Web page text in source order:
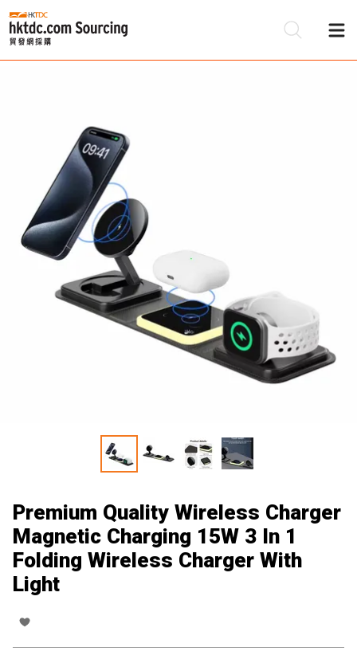
Premium Quality Wireless Charger
Magnetic Charging 15W 3 In 1
Folding Wireless Charger With
Light